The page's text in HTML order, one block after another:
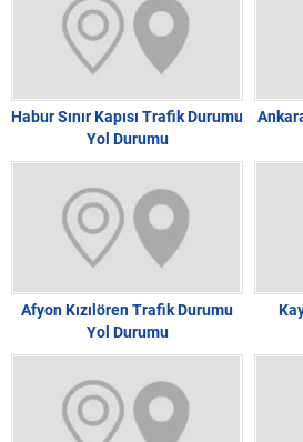
Habur Sınır Kapısı Trafik Durumu
Yol Durumu
Afyon Kızılören Trafik Durumu
Yol Durumu